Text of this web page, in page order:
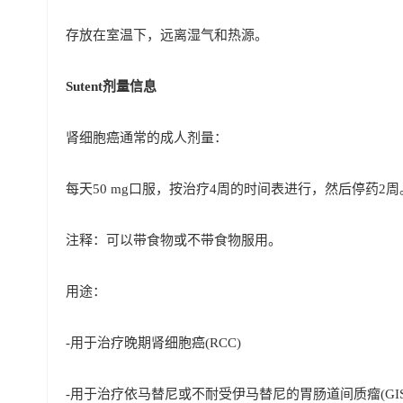
存放在室温下，远离湿气和热源。
Sutent剂量信息
肾细胞癌通常的成人剂量：
每天50 mg口服，按治疗4周的时间表进行，然后停药2周
注释：可以带食物或不带食物服用。
用途：
-用于治疗晚期肾细胞癌(RCC)
-用于治疗依马替尼或不耐受伊马替尼的胃肠道间质瘤